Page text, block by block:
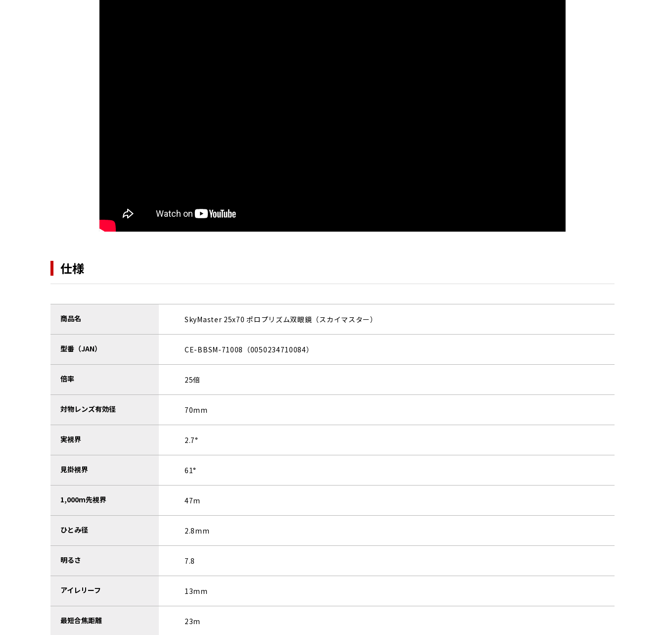
仕様
商品名 SkyMaster 25x70 ポロプリズム双眼鏡（スカイマスター）
型番（JAN） CE-BBSM-71008（0050234710084）
倍率 25倍
対物レンズ有効径 70mm
実視界 2.7°
見掛視界 61°
1,000m先視界 47m
ひとみ径 2.8mm
明るさ 7.8
アイレリーフ 13mm
最短合焦距離 23m